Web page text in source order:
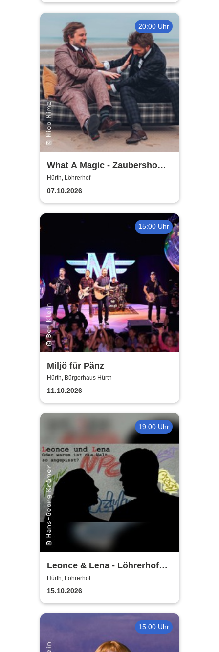
20:00 Uhr
What A Magic - Zaubershow
mit Toby Rudolph und Nico
Nimz
Hürth, Löhrerhof
07.10.2026
15:00 Uhr
Miljö für Pänz
Hürth, Bürgerhaus Hürth
11.10.2026
19:00 Uhr
Leonce & Lena - Löhrerhof
Hürth
Hürth, Löhrerhof
15.10.2026
15:00 Uhr